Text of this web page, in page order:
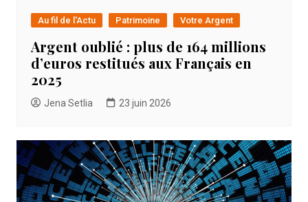
Au fil de l'Actu Patrimoine Votre Argent
Argent oublié : plus de 164 millions
d’euros restitués aux Français en
2025
Jena Setlia 23 juin 2026